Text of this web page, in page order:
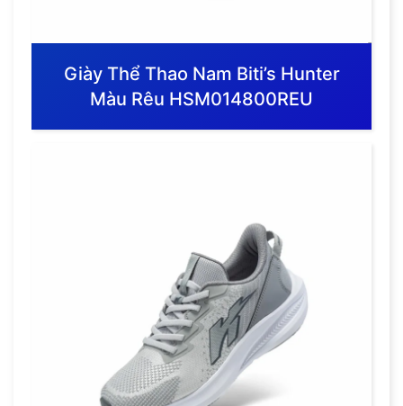
Giày Thể Thao Nam Biti’s Hunter
Màu Rêu HSM014800REU